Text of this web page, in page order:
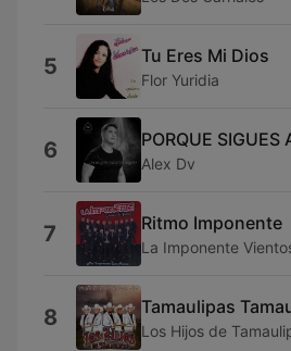
5 Tu Eres Mi Dios
Flor Yuridia
6 PORQUE SIGUES
Alex Dv
7 Ritmo Imponente
La Imponente
8 Tamaulipas
Los Hijos de